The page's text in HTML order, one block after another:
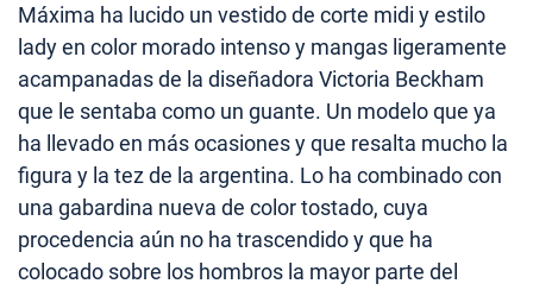
Máxima ha lucido un vestido de corte midi y estilo
lady en color morado intenso y mangas ligeramente
acampanadas de la diseñadora Victoria Beckham
que le sentaba como un guante. Un modelo que ya
ha llevado en más ocasiones y que resalta mucho la
figura y la tez de la argentina. Lo ha combinado con
una gabardina nueva de color tostado, cuya
procedencia aún no ha trascendido y que ha
colocado sobre los hombros la mayor parte del